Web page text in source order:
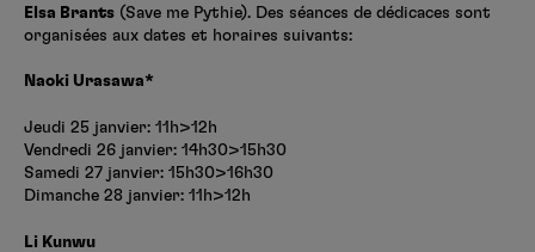
Elsa Brants (Save me Pythie). Des séances de dédicaces sont
organisées aux dates et horaires suivants:
Naoki Urasawa*
Jeudi 25 janvier: 11h>12h
Vendredi 26 janvier: 14h30>15h30
Samedi 27 janvier: 15h30>16h30
Dimanche 28 janvier: 11h>12h
Li Kunwu